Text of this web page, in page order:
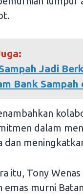
Jadi
Bank
dalam
dan
itu, Tony
emas murni